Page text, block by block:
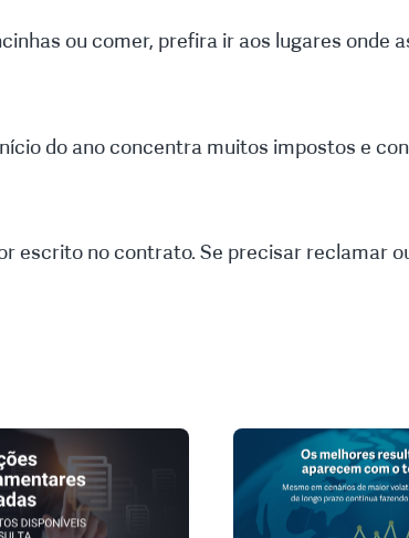
ou comer, prefira ir aos lugares onde
do ano concentra muitos impostos e
escrito no contrato. Se precisar reclamar